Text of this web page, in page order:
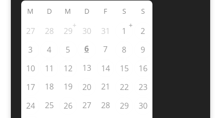
M D M D F S S
27 28 29
+
30 31 1
+
2
3
4 5 6 7 8
9
10
11 12 13 14 15
16
17
18 19 20 21 22
23
24
25 26 27 28 29
30